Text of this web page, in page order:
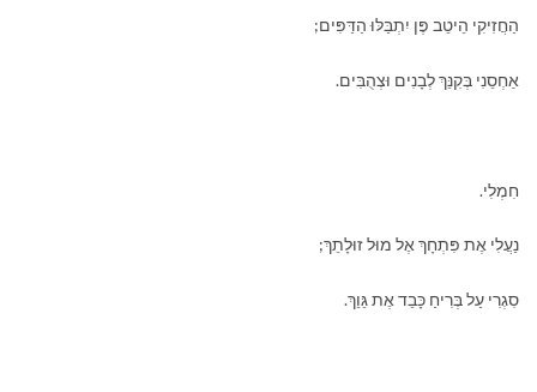
הַחֲזִיקִי הֵיטֵב פֶּן יִתְבַּלּוּ הַדַּפִּים;
אַחְסֵנִי בְּקִנֵּךְ לְבָנִים וּצְהֻבִּים.
חִמְלִי.
נַעֲלִי אֶת פִּתְחָךְ אֶל מוּל זוּלָתֵךְ;
סִגְרִי עַל בְּרִיחַ כָּבֵד אֶת גֵּוֵךְ.